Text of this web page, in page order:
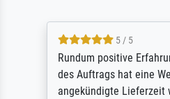
5 / 5
Rundum positive
des Auftrags hat eine
angekündigte Lieferzeit